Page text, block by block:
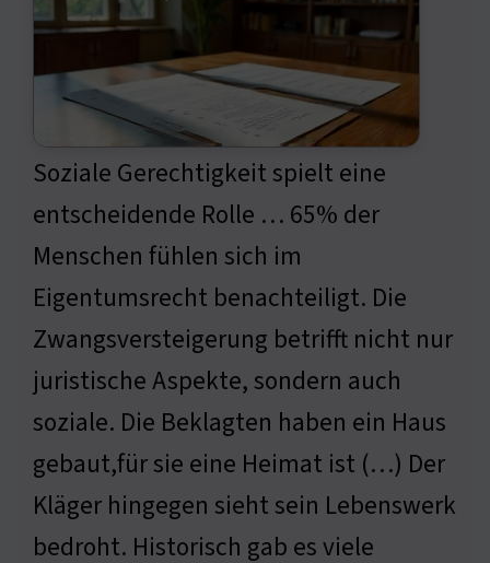
Soziale Gerechtigkeit spielt eine
entscheidende Rolle … 65% der
Menschen fühlen sich im
Eigentumsrecht benachteiligt. Die
Zwangsversteigerung betrifft nicht nur
juristische Aspekte, sondern auch
soziale. Die Beklagten haben ein Haus
gebaut,für sie eine Heimat ist (…) Der
Kläger hingegen sieht sein Lebenswerk
bedroht. Historisch gab es viele